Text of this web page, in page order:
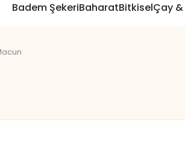
Badem ŞekeriBaharatBitkiselÇay